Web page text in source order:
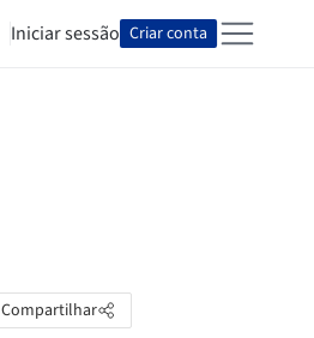
Iniciar sessão Criar conta
Compartilhar